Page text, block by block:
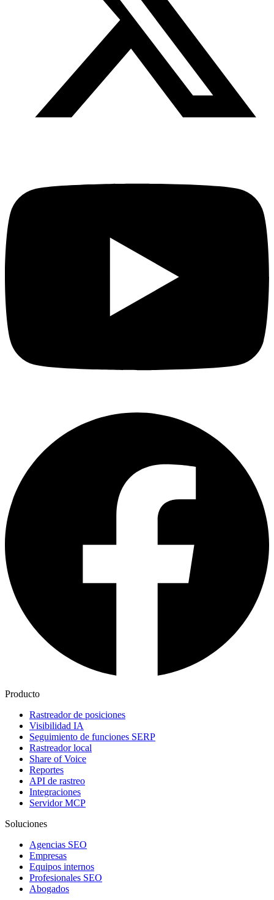
Producto
Rastreador de posiciones
Visibilidad IA
Seguimiento de funciones SERP
Rastreador local
Share of Voice
Reportes
API de rastreo
Integraciones
Servidor MCP
Soluciones
Agencias SEO
Empresas
Equipos internos
Profesionales SEO
Abogados